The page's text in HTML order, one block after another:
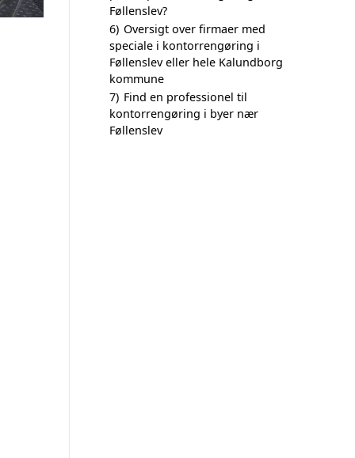
Føllenslev?
6) Oversigt over firmaer med
speciale i kontorrengøring i
Føllenslev eller hele Kalundborg
kommune
7) Find en professionel til
kontorrengøring i byer nær
Føllenslev